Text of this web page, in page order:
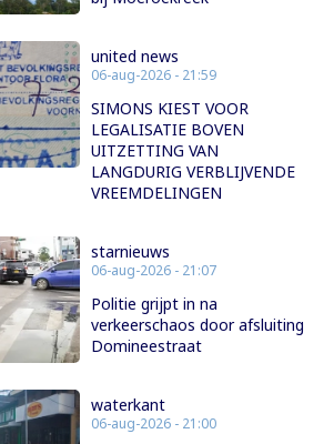
united news
06-aug-2026 - 21:59
SIMONS KIEST VOOR
LEGALISATIE BOVEN
UITZETTING VAN
LANGDURIG VERBLIJVENDE
VREEMDELINGEN
starnieuws
06-aug-2026 - 21:07
Politie grijpt in na
verkeerschaos door afsluiting
Domineestraat
waterkant
06-aug-2026 - 21:00